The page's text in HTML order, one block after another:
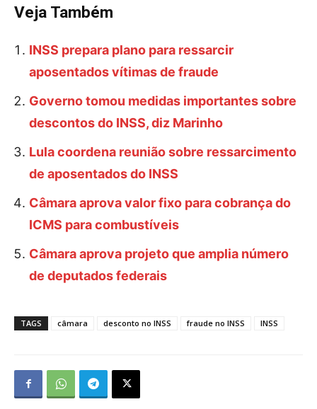
Veja Também
INSS prepara plano para ressarcir
aposentados vítimas de fraude
Governo tomou medidas importantes sobre
descontos do INSS, diz Marinho
Lula coordena reunião sobre ressarcimento
de aposentados do INSS
Câmara aprova valor fixo para cobrança do
ICMS para combustíveis
Câmara aprova projeto que amplia número
de deputados federais
TAGS câmara desconto no INSS fraude no INSS INSS